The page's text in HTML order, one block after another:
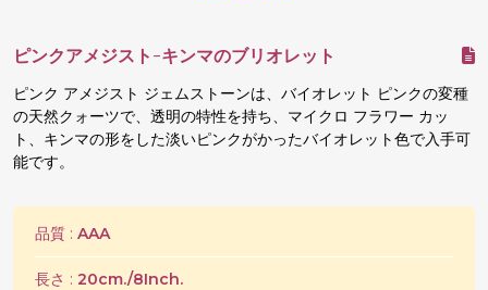
ピンクアメジスト-キンマのブリオレット
ピンク アメジスト ジェムストーンは、バイオレット ピンクの変種
の天然クォーツで、透明の特性を持ち、マイクロ フラワー カッ
ト、キンマの形をした淡いピンクがかったバイオレット色で入手可
能です。
品質 : AAA
長さ : 20cm./8Inch.